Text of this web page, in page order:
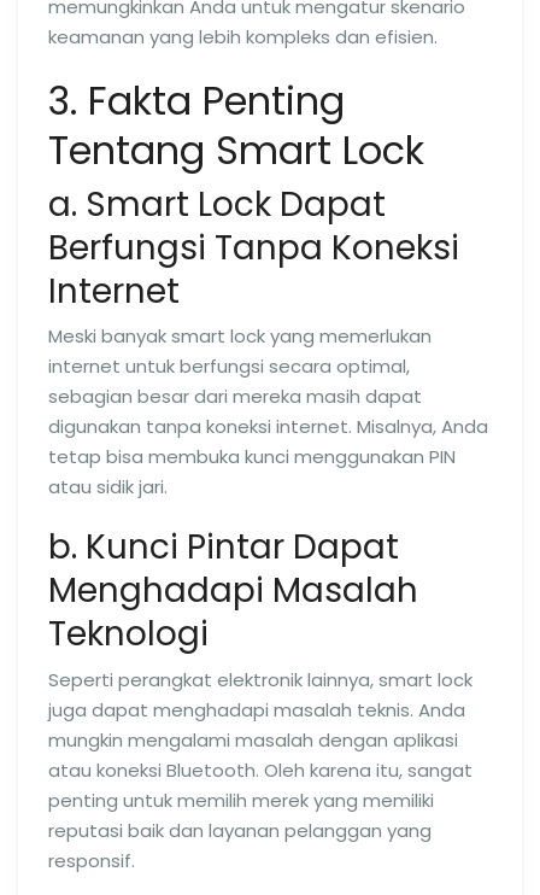
memungkinkan Anda untuk mengatur skenario
keamanan yang lebih kompleks dan efisien.
3. Fakta Penting
Tentang Smart Lock
a. Smart Lock Dapat
Berfungsi Tanpa Koneksi
Internet
Meski banyak smart lock yang memerlukan
internet untuk berfungsi secara optimal,
sebagian besar dari mereka masih dapat
digunakan tanpa koneksi internet. Misalnya, Anda
tetap bisa membuka kunci menggunakan PIN
atau sidik jari.
b. Kunci Pintar Dapat
Menghadapi Masalah
Teknologi
Seperti perangkat elektronik lainnya, smart lock
juga dapat menghadapi masalah teknis. Anda
mungkin mengalami masalah dengan aplikasi
atau koneksi Bluetooth. Oleh karena itu, sangat
penting untuk memilih merek yang memiliki
reputasi baik dan layanan pelanggan yang
responsif.